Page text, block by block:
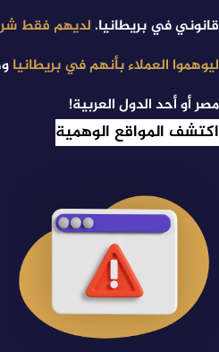
قانوني ﻓﻲ بریطانیا. لدیهم فقط
لیوهموا العملاء بأنهم ﻓﻲ بریطانیا
مصر أو أحد الدول العربیة!
اكتشف المواقع الوهمية